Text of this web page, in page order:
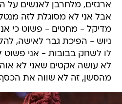
ארגזים, מלחרבן לאנשים על
אבל אני לא מסוגלת לזה
מדיקל - מחטים - פשוט כי
ניוש - הפיכת גבר לאישה,
לו לשחק בבובות - אני פשוט
לא עושה אקטים שאני לא
מהסשן, זה לא שווה את